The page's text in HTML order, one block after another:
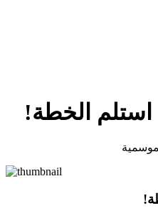
استلم الخطة!